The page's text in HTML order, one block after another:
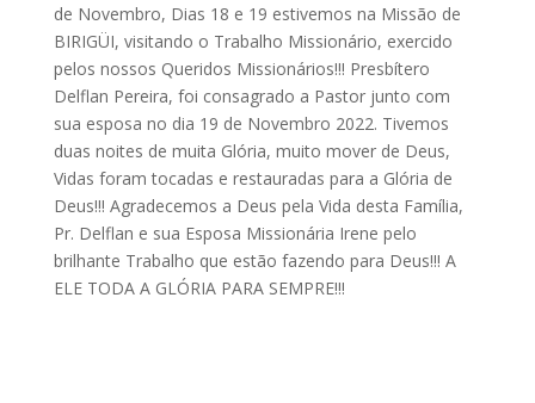
de Novembro, Dias 18 e 19 estivemos na Missão de
BIRIGÜI, visitando o Trabalho Missionário, exercido
pelos nossos Queridos Missionários!!! Presbítero
Delflan Pereira, foi consagrado a Pastor junto com
sua esposa no dia 19 de Novembro 2022. Tivemos
duas noites de muita Glória, muito mover de Deus,
Vidas foram tocadas e restauradas para a Glória de
Deus!!! Agradecemos a Deus pela Vida desta Família,
Pr. Delflan e sua Esposa Missionária Irene pelo
brilhante Trabalho que estão fazendo para Deus!!! A
ELE TODA A GLÓRIA PARA SEMPRE!!!